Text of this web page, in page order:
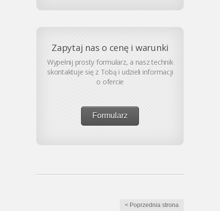
Zapytaj nas o cenę i warunki
Wypełnij prosty formularz, a nasz technik
skontaktuje się z Tobą i udzieli informacji
o ofercie
Formularz
< Poprzednia strona